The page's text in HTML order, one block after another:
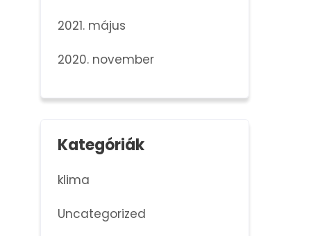
2021. május
2020. november
Kategóriák
klima
Uncategorized